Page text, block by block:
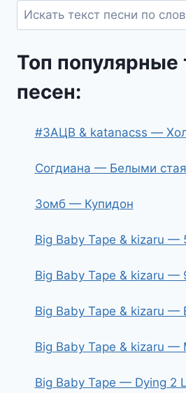
Топ популярные
песен:
#ЗАЦВ & katanacss —
Согдиана — Белыми
Зомб — Купидон
Big Baby Tape & kizaru —
Big Baby Tape & kizaru —
Big Baby Tape & kizaru —
Big Baby Tape & kizaru —
Big Baby Tape — Dying 2